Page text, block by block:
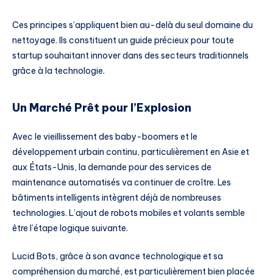
Ces principes s’appliquent bien au-delà du seul domaine du
nettoyage. Ils constituent un guide précieux pour toute
startup souhaitant innover dans des secteurs traditionnels
grâce à la technologie.
Un Marché Prêt pour l’Explosion
Avec le vieillissement des baby-boomers et le
développement urbain continu, particulièrement en Asie et
aux États-Unis, la demande pour des services de
maintenance automatisés va continuer de croître. Les
bâtiments intelligents intègrent déjà de nombreuses
technologies. L’ajout de robots mobiles et volants semble
être l’étape logique suivante.
Lucid Bots, grâce à son avance technologique et sa
compréhension du marché, est particulièrement bien placée